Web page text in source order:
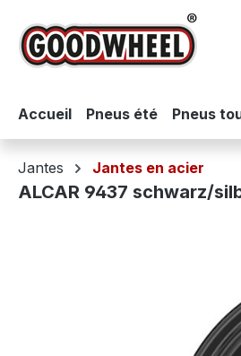
au contenu principal
Passer à la recherche
Passer à la navigation
Accueil Pneus été Pneus
Jantes Jantes en acier
ALCAR 9437 schwarz/